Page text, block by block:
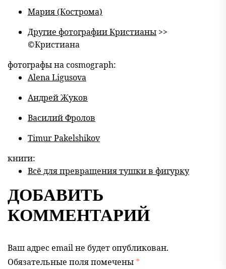
Мария (Кострома)
Другие фотографии Кристианы >>
©Кристиана
фотографы на cosmograph:
Alena Ligusova
Андрей Жуков
Василий Фролов
Timur Pakelshikov
книги:
Всё для превращения тушки в фигурку
ДОБАВИТЬ
КОММЕНТАРИЙ
Ваш адрес email не будет опубликован.
Обязательные поля помечены *